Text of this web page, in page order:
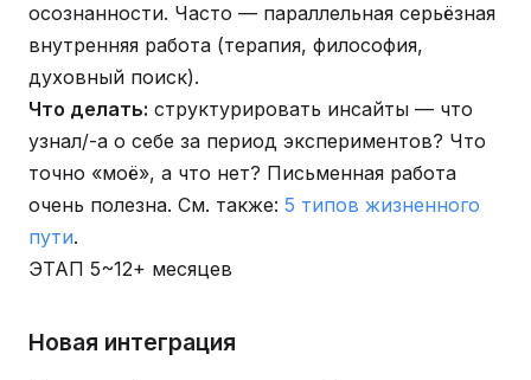
осознанности. Часто — параллельная серьёзная
внутренняя работа (терапия, философия,
духовный поиск).
Что делать: структурировать инсайты — что
узнал/-а о себе за период экспериментов? Что
точно «моё», а что нет? Письменная работа
очень полезна. См. также: 5 типов жизненного
пути.
ЭТАП 5~12+ месяцев
Новая интеграция